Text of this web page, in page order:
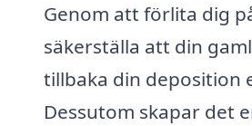
Genom att förlita dig
säkerställa att din
tillbaka din deposition
Dessutom skapar det